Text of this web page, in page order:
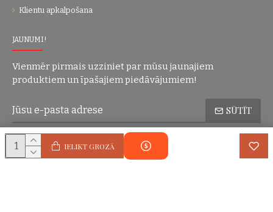
IELIKT GROZĀ
Klientu apkalpošana
JAUNUMI!
Vienmēr pirmais uzziniet par mūsu jaunajiem
produktiem un īpašajiem piedāvājumiem!
SŪTĪT
Esmu iepazinies(-usies) ar sadaļu Konfidencialitātes politika
piekrītu visiem minētajiem noteikumiem